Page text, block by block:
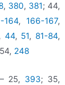
, 380, 381; 44,
164, 166-167,
44, 51, 81-84,
248
25, 393; 35,